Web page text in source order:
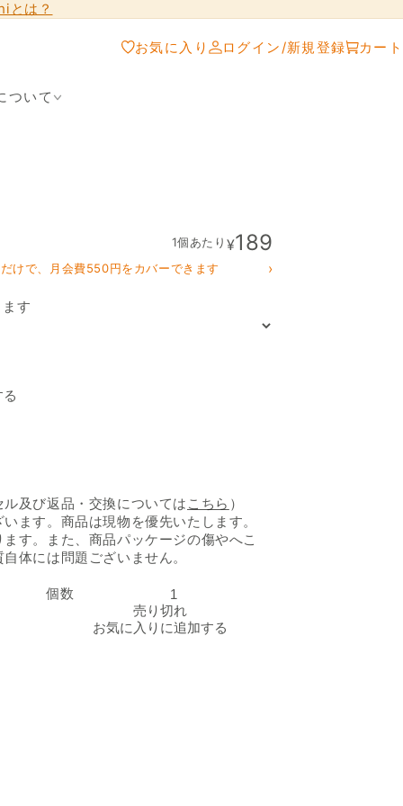
とは？
お気に入り ログイン/新規登録 カート
ついて
1個あたり ¥189
けで、月会費550円をカバーできます
›
す
及び返品・交換については こちら ）
ます。商品は現物を優先いたします。
す。また、商品パッケージの傷やへこ
体には問題ございません。
個数たらみ「とろける味わい ご褒美白桃」の数量を減らす
売り切れ
お気に入りに追加する